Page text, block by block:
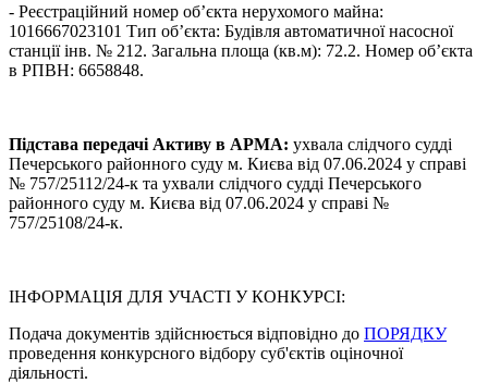
- Реєстраційний номер об’єкта нерухомого майна:
1016667023101 Тип об’єкта: Будівля автоматичної насосної
станції інв. № 212. Загальна площа (кв.м): 72.2. Номер об’єкта
в РПВН: 6658848.
Підстава передачі Активу в АРМА: ухвала слідчого судді
Печерського районного суду м. Києва від 07.06.2024 у справі
№ 757/25112/24-к та ухвали слідчого судді Печерського
районного суду м. Києва від 07.06.2024 у справі №
757/25108/24-к.
ІНФОРМАЦІЯ ДЛЯ УЧАСТІ У КОНКУРСІ:
Подача документів здійснюється відповідно до ПОРЯДКУ
проведення конкурсного відбору суб'єктів оціночної
діяльності.